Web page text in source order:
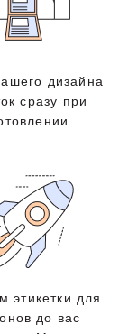
дизайна
сразу при
этикетки для
до вас